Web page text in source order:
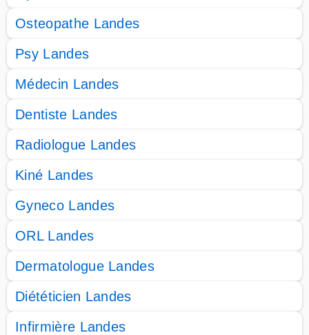
Osteopathe Landes
Psy Landes
Médecin Landes
Dentiste Landes
Radiologue Landes
Kiné Landes
Gyneco Landes
ORL Landes
Dermatologue Landes
Diététicien Landes
Infirmière Landes